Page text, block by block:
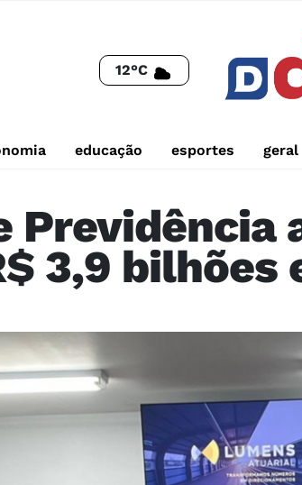
12°C
educação esportes geral
Previdência
3,9 bilhões